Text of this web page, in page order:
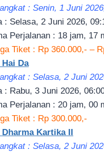
: Senin, 1 Juni
: Selasa, 2 Juni 2026,
Perjalanan : 18 jam, 17
Tiket : Rp 360.000,- –
Hai Da
: Selasa, 2 Juni
: Rabu, 3 Juni 2026,
Perjalanan : 20 jam, 00
Tiket : Rp 300.000,-
Dharma Kartika II
: Selasa, 2 Juni